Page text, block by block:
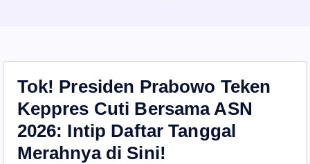
Tok! Presiden Prabowo Teken
Keppres Cuti Bersama ASN
2026: Intip Daftar Tanggal
Merahnya di Sini!